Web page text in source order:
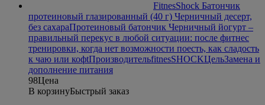
FitnesShock Батончик
протеиновый глазированный (40 г) Черничный десерт,
без сахараПротеиновый батончик Черничный йогурт –
правильный перекус в любой ситуации: после фитнес
тренировки, когда нет возможности поесть, как сладость
к чаю или кофtПроизводительfitnesSHOCKЦельЗамена и
дополнение питания
98Цена
В корзинуБыстрый заказ